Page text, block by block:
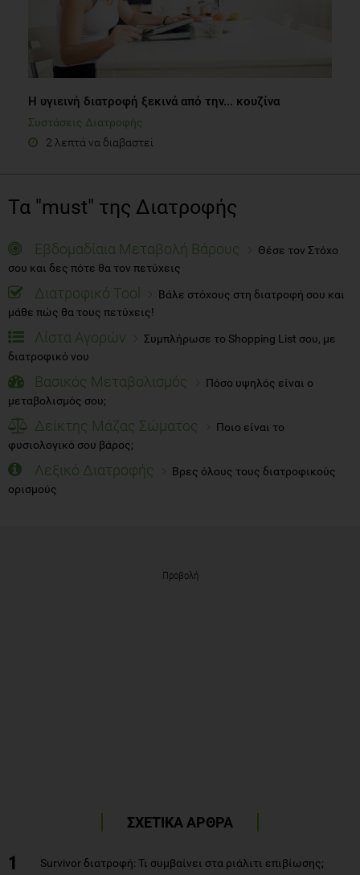
Η υγιεινή διατροφή ξεκινά από την... κουζίνα
Συστάσεις Διατροφής
2 λεπτά να διαβαστεί
Τα "must" της Διατροφής
Εβδομαδίαια Μεταβολή Βάρους
Θέσε τον Στόχο
σου και δες πότε θα τον πετύχεις
Διατροφικό Tool
Βάλε στόχους στη διατροφή σου και
μάθε πώς θα τους πετύχεις!
Λίστα Αγορών
Συμπλήρωσε το Shopping List σου, με
διατροφικό νου
Βασικός Μεταβολισμός
Πόσο υψηλός είναι ο
μεταβολισμός σου;
Δείκτης Μάζας Σώματος
Ποιο είναι το
φυσιολογικό σου βάρος;
Λεξικό Διατροφής
Βρες όλους τους διατροφικούς
ορισμούς
Προβολή
ΣΧΕΤΙΚΑ ΑΡΘΡΑ
1 Survivor διατροφή: Τι συμβαίνει στα ριάλιτι επιβίωσης;